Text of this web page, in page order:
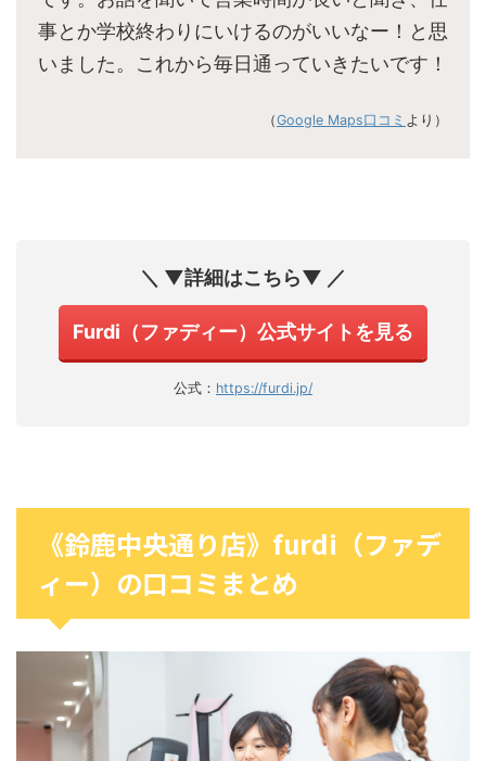
事とか学校終わりにいけるのがいいなー！と思
いました。これから毎日通っていきたいです！
（Google Maps口コミ より）
＼ ▼詳細はこちら▼ ／
Furdi（ファディー）公式サイトを見る
公式： https://furdi.jp/
《鈴鹿中央通り店》furdi（ファデ
ィー）の口コミまとめ